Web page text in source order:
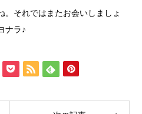
。それではまたお会いしましょ
ナラ♪